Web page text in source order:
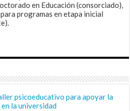
en Educación (consorciado),
programas en etapa inicial
psicoeducativo para apoyar la
la universidad